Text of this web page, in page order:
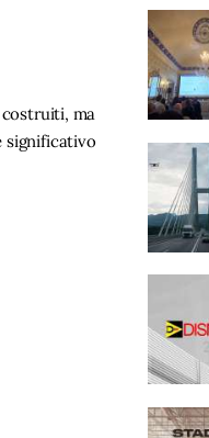
ma
significativo